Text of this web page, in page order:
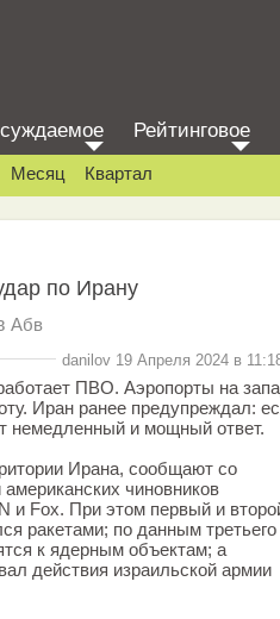
Рейтинговое
Месяц Квартал
по Ирану
Абв
danilov 19 Апреля 2024 в
ПВО. Аэропорты на
Иран ранее предупреждал:
немедленный и мощный ответ.
Ирана, сообщают со
чиновников
и Fox. При этом первый и
ракетами; по данным третьего
к ядерным объектам; а
действия израильской армии